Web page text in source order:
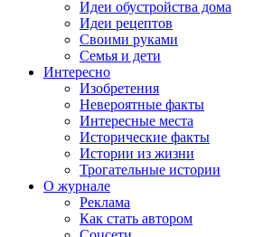
Идеи обустройства дома
Идеи рецептов
Своими руками
Семья и дети
Интересно
Изобретения
Невероятные факты
Интересные места
Исторические факты
Истории из жизни
Трогательные истории
О журнале
Реклама
Как стать автором